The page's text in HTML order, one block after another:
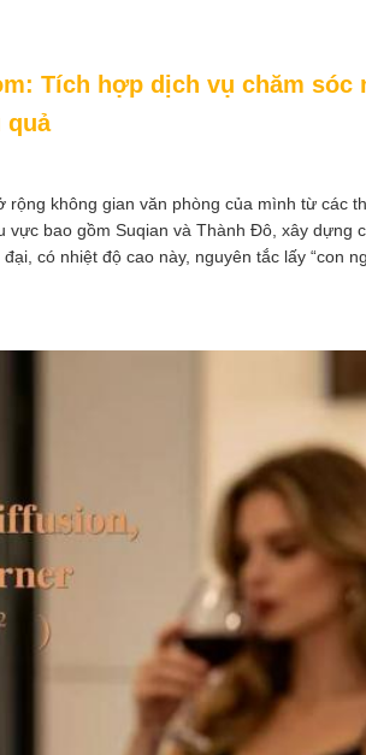
Tích hợp dịch vụ chăm sóc
quả
không gian văn phòng của mình từ các
bao gồm Suqian và Thành Đô, xây dựng
có nhiệt độ cao này, nguyên tắc lấy “con